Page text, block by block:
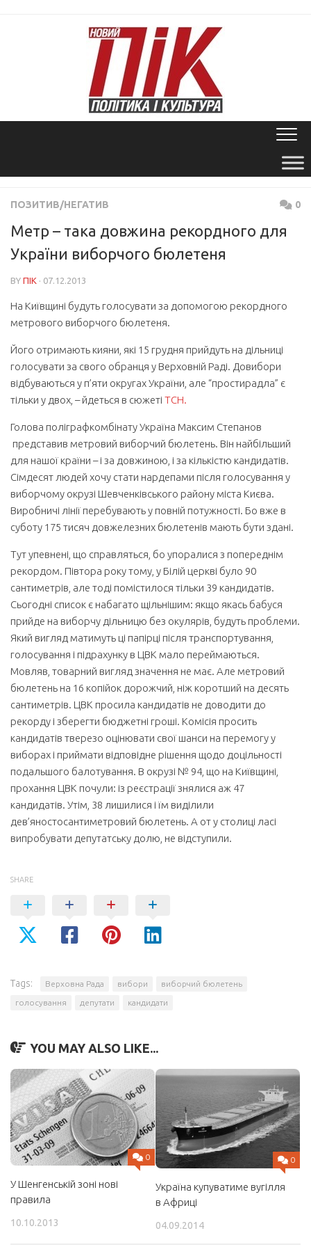
ПОЗИТИВ/НЕГАТИВ 0
Метр – така довжина рекордного для
України виборчого бюлетеня
BY ПІК · 07.12.2013
На Київщині будуть голосувати за допомогою рекордного
метрового виборчого бюлетеня.
Його отримають кияни, які 15 грудня прийдуть на дільниці
голосувати за свого обранця у Верховній Раді. Довибори
відбуваються у п’яти округах України, але “простирадла” є
тільки у двох, – йдеться в сюжеті ТСН.
Голова поліграфкомбінату Україна Максим Степанов
представив метровий виборчий бюлетень. Він найбільший
для нашої країни – і за довжиною, і за кількістю кандидатів.
Сімдесят людей хочу стати нардепами після голосування у
виборчому окрузі Шевченківського району міста Києва.
Виробничі лінії перебувають у повній потужності. Бо вже в
суботу 175 тисяч довжелезних бюлетенів мають бути здані.
Тут упевнені, що справляться, бо упоралися з попереднім
рекордом. Півтора року тому, у Білій церкві було 90
сантиметрів, але тоді помістилося тільки 39 кандидатів.
Сьогодні список є набагато щільнішим: якщо якась бабуся
прийде на виборчу дільницю без окулярів, будуть проблеми.
Який вигляд матимуть ці папірці після транспортування,
голосування і підрахунку в ЦВК мало переймаються.
Мовляв, товарний вигляд значення не має. Але метровий
бюлетень на 16 копійок дорожчий, ніж коротший на десять
сантиметрів. ЦВК просила кандидатів не доводити до
рекорду і зберегти бюджетні гроші. Комісія просить
кандидатів тверезо оцінювати свої шанси на перемогу у
виборах і приймати відповідне рішення щодо доцільності
подальшого балотування. В окрузі № 94, що на Київщині,
прохання ЦВК почули: із реєстрації знялися аж 47
кандидатів. Утім, 38 лишилися і їм виділили
дев’яностосантиметровий бюлетень. А от у столиці ласі
випробувати депутатську долю, не відступили.
SHARE
Tags: Верховна Рада вибори виборчий бюлетень
голосування депутати кандидати
YOU MAY ALSO LIKE...
0
У Шенгенській зоні нові
правила
10.10.2013
0
Україна купуватиме вугілля
в Африці
04.09.2014